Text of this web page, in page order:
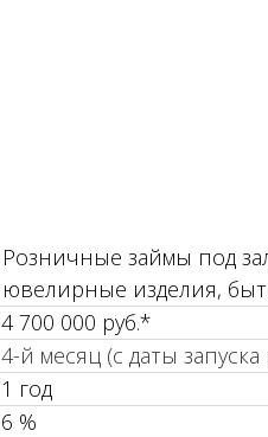
Розничные займы под
ювелирные изделия,
4 700 000 руб.*
4-й месяц (с даты
1 год
6 %